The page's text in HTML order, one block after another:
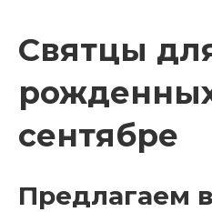
Святцы
сентябре
Предлагаем